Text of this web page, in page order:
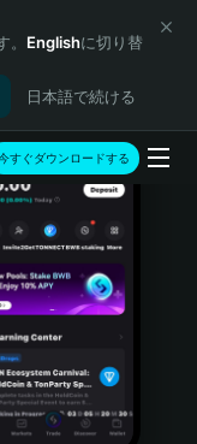
Englishに切り替
日本語で続ける
すぐダウンロードする